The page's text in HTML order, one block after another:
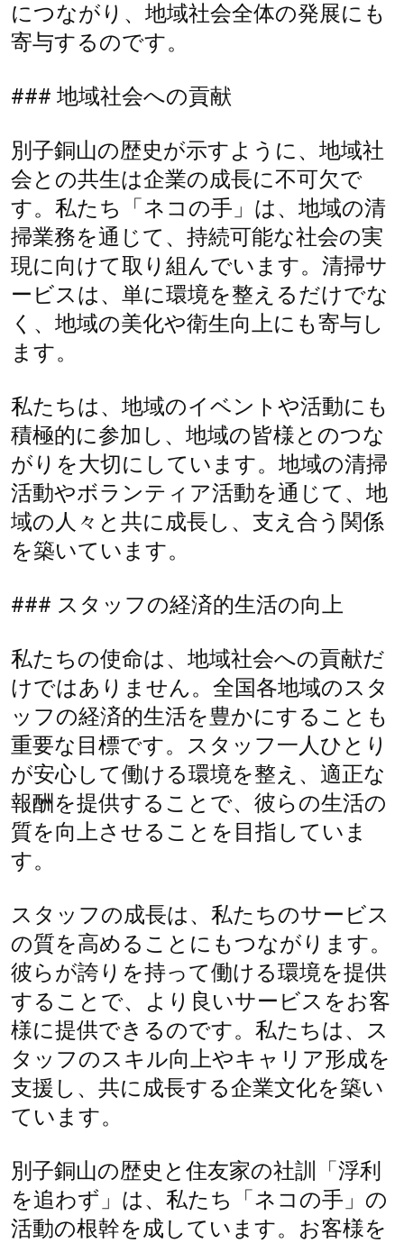
につながり、地域社会全体の発展にも
寄与するのです。
### 地域社会への貢献
別子銅山の歴史が示すように、地域社
会との共生は企業の成長に不可欠で
す。私たち「ネコの手」は、地域の清
掃業務を通じて、持続可能な社会の実
現に向けて取り組んでいます。清掃サ
ービスは、単に環境を整えるだけでな
く、地域の美化や衛生向上にも寄与し
ます。
私たちは、地域のイベントや活動にも
積極的に参加し、地域の皆様とのつな
がりを大切にしています。地域の清掃
活動やボランティア活動を通じて、地
域の人々と共に成長し、支え合う関係
を築いています。
### スタッフの経済的生活の向上
私たちの使命は、地域社会への貢献だ
けではありません。全国各地域のスタ
ッフの経済的生活を豊かにすることも
重要な目標です。スタッフ一人ひとり
が安心して働ける環境を整え、適正な
報酬を提供することで、彼らの生活の
質を向上させることを目指していま
す。
スタッフの成長は、私たちのサービス
の質を高めることにもつながります。
彼らが誇りを持って働ける環境を提供
することで、より良いサービスをお客
様に提供できるのです。私たちは、ス
タッフのスキル向上やキャリア形成を
支援し、共に成長する企業文化を築い
ています。
別子銅山の歴史と住友家の社訓「浮利
を追わず」は、私たち「ネコの手」の
活動の根幹を成しています。お客様を